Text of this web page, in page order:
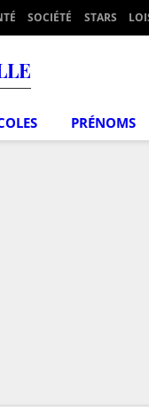
SOCIÉTÉ STARS
PRÉNOMS